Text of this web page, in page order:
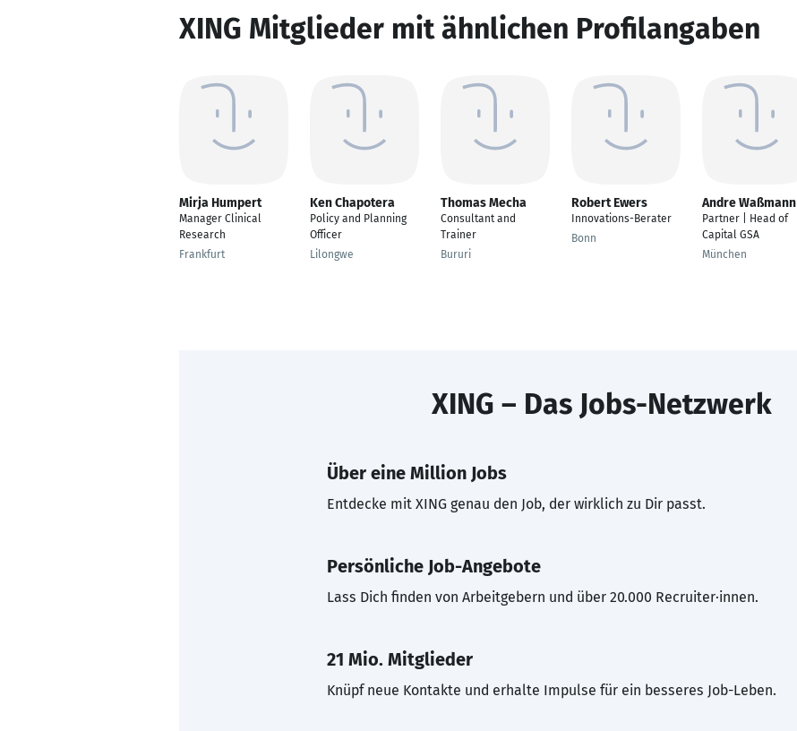
XING Mitglieder mit ähnlichen Profilangaben
Mirja Humpert
Manager Clinical
Research
Frankfurt
Ken Chapotera
Policy and Planning
Officer
Lilongwe
Thomas Mecha
Consultant and
Trainer
Bururi
Robert Ewers
Innovations-Berater
Bonn
Andre Waßmann
Partner | Head of
Capital GSA
München
XING – Das Jobs-Netzwerk
Über eine Million Jobs
Entdecke mit XING genau den Job, der wirklich zu Dir passt.
Persönliche Job-Angebote
Lass Dich finden von Arbeitgebern und über 20.000 Recruiter·innen.
21 Mio. Mitglieder
Knüpf neue Kontakte und erhalte Impulse für ein besseres Job-Leben.